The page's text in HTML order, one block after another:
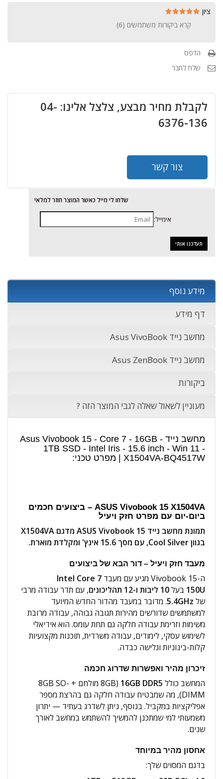
ציון
קרא ביקורות משתמשים (6
)
הדפס
שלח לחבר
לקבלת מחיר מבצע, צלצל אלינו: 04-
6376-136
צור קשר
שלחו לי מייל כאשר המוצר חוזר למלאי
אימייל:
מידע נוסף
דף מידע
מחשב נייד Asus VivoBook
מחשב נייד Asus ZenBook
ביקורות
מעוניין לשאול שאלה לגבי המוצר הזה ?
מחשב נייד Asus Vivobook 15 - Core 7 - 16GB -
1TB SSD - Intel Iris - 15.6 inch - Win 11 -
X1504VA-BQ4517W | מפרט טכני:
ASUS Vivobook 15 X1504VA – ביצועים חכמים
ביום-יום עם מפרט חזק ויעיל
תמונת מחשב נייד ASUS Vivobook 15 מדגם X1504VA
בגוון Cool Silver, עם מסך 15.6 אינץ' ומקלדת מוארת.
מעבד חזק ויעיל – דור הבא של ביצועים
ה-Vivobook 15 מגיע עם מעבד
Intel Core 7
150U בעל10 ליבות ו-12 תהליכונים
, עם תדר עבודה מרבי
של 5.4GHz. מדובר במעבד מהדור החדש המיועד
למשתמשים שדורשים מהירות תגובה גבוהה, עבודה מרובת
משימות וזרימת עבודה חלקה גם תחת עומס. הוא אידיאלי
לשימוש עסקי, לימודים, עבודה משרדית, תוכנות מקצועיות
קלות-בינוניות וגלישה כבדה.
זיכרון מהיר ואפשרות שדרוג חכמה
המחשב כולל 16GB DDR5
(8GB מולחם + 8GB SO-
DIMM), מה שמבטיח עבודה חלקה גם בהרצת מספר
אפליקציות במקביל. בנוסף, ניתן לשדרג בעתיד — יתרון
משמעותי למי שמתכנן להמשיך להשתמש במחשב לאורך
שנים.
אחסון מהיר במיוחד
בדגם המסוים שלך: